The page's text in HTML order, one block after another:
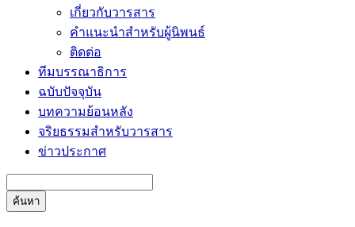
เกี่ยวกับวารสาร
คำแนะนำสำหรับผู้นิพนธ์
ติดต่อ
ทีมบรรณาธิการ
ฉบับปัจจุบัน
บทความย้อนหลัง
จริยธรรมสำหรับวารสาร
ข่าวประกาศ
ค้นหา